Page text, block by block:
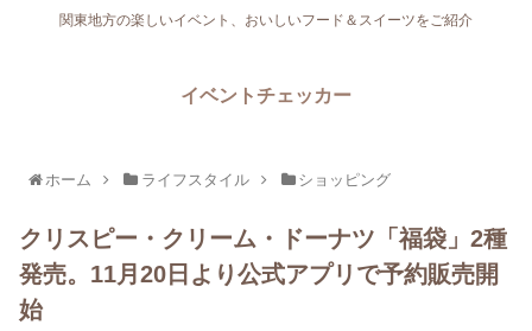
関東地方の楽しいイベント、おいしいフード＆スイーツをご紹介
イベントチェッカー
ホーム ライフスタイル ショッピング
クリスピー・クリーム・ドーナツ「福袋」2種
発売。11月20日より公式アプリで予約販売開
始